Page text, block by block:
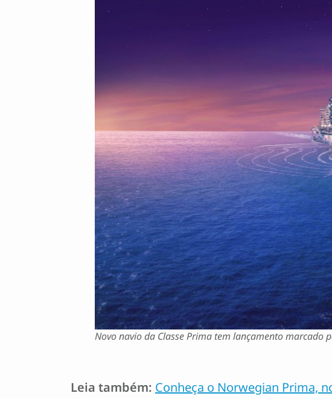
Novo navio da Classe Prima tem lançamento marcado
Leia também: Conheça o Norwegian Prima,